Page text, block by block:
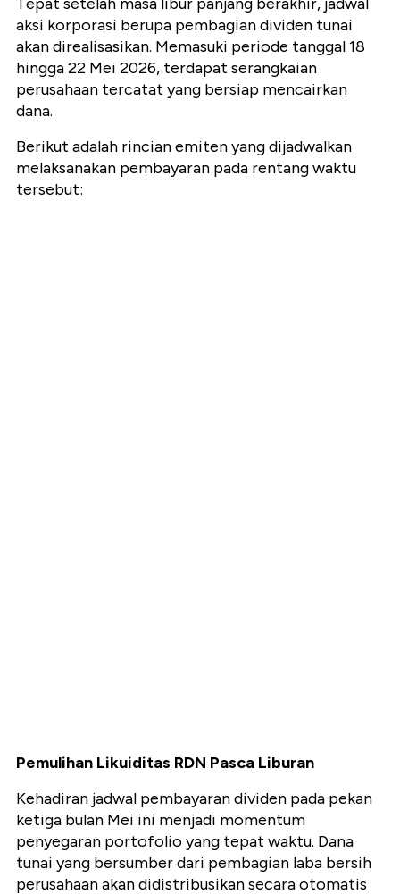
aksi korporasi berupa pembagian dividen tunai
akan direalisasikan. Memasuki periode tanggal 18
hingga 22 Mei 2026, terdapat serangkaian
perusahaan tercatat yang bersiap mencairkan
dana.
Berikut adalah rincian emiten yang dijadwalkan
melaksanakan pembayaran pada rentang waktu
tersebut:
Pemulihan Likuiditas RDN Pasca Liburan
Kehadiran jadwal pembayaran dividen pada pekan
ketiga bulan Mei ini menjadi momentum
penyegaran portofolio yang tepat waktu. Dana
tunai yang bersumber dari pembagian laba bersih
perusahaan akan didistribusikan secara otomatis